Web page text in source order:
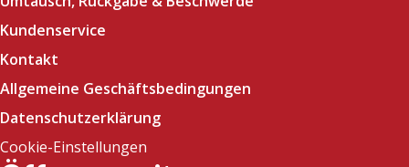
Kundenservice
Kontakt
Allgemeine Geschäftsbedingungen
Datenschutzerklärung
Cookie-Einstellungen